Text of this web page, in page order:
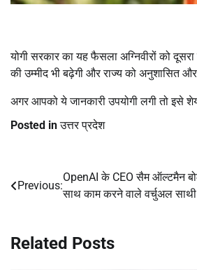
योगी सरकार का यह फैसला अग्निवीरों को
की उम्मीद भी बढ़ेगी और राज्य को अनुशासित और
अगर आपको ये जानकारी उपयोगी लगी तो इसे
Posted inउत्तर प्रदेश
Post
Previous:
OpenAI के CEO सैम ऑल्टमैन
साथ काम करने वाले वर्चुअल साथी
Related Posts